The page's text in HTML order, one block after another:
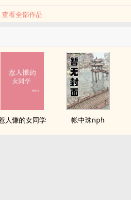
查看全部作品
人慊的女同学 帐中珠nph